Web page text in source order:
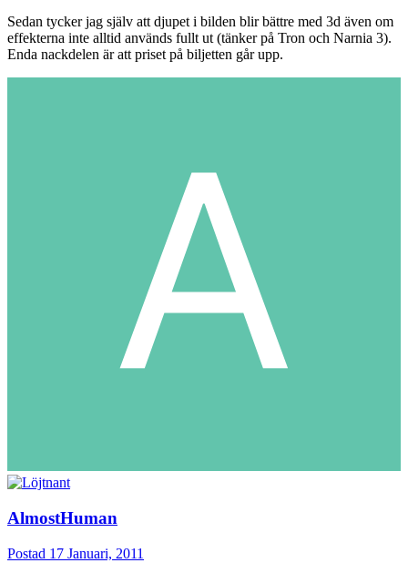
Sedan tycker jag själv att djupet i bilden blir bättre med 3d även om
effekterna inte alltid används fullt ut (tänker på Tron och Narnia 3).
Enda nackdelen är att priset på biljetten går upp.
AlmostHuman
Postad 17 Januari, 2011